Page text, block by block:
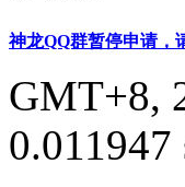
神龙QQ群暂停申请，
GMT+8,
0.011947